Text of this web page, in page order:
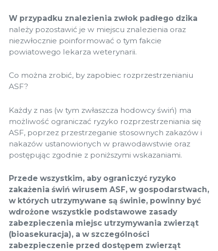
W przypadku znalezienia zwłok padłego dzika
należy pozostawić je w miejscu znalezienia oraz
niezwłocznie poinformować o tym fakcie
powiatowego lekarza weterynarii.
Co można zrobić, by zapobiec rozprzestrzenianiu
ASF?
Każdy z nas (w tym zwłaszcza hodowcy świń) ma
możliwość ograniczać ryzyko rozprzestrzeniania się
ASF, poprzez przestrzeganie stosownych zakazów i
nakazów ustanowionych w prawodawstwie oraz
postępując zgodnie z poniższymi wskazaniami.
Przede wszystkim, aby ograniczyć ryzyko
zakażenia świń wirusem ASF, w gospodarstwach,
w których utrzymywane są świnie, powinny być
wdrożone wszystkie podstawowe zasady
zabezpieczenia miejsc utrzymywania zwierząt
(bioasekuracja), a w szczególności
zabezpieczenie przed dostępem zwierząt